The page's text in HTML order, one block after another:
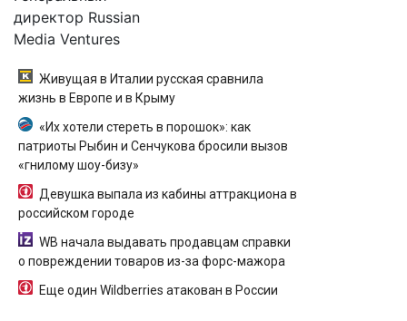
директор Russian
Media Ventures
Живущая в Италии русская сравнила
жизнь в Европе и в Крыму
«Их хотели стереть в порошок»: как
патриоты Рыбин и Сенчукова бросили вызов
«гнилому шоу-бизу»
Девушка выпала из кабины аттракциона в
российском городе
WB начала выдавать продавцам справки
о повреждении товаров из-за форс-мажора
Еще один Wildberries атакован в России